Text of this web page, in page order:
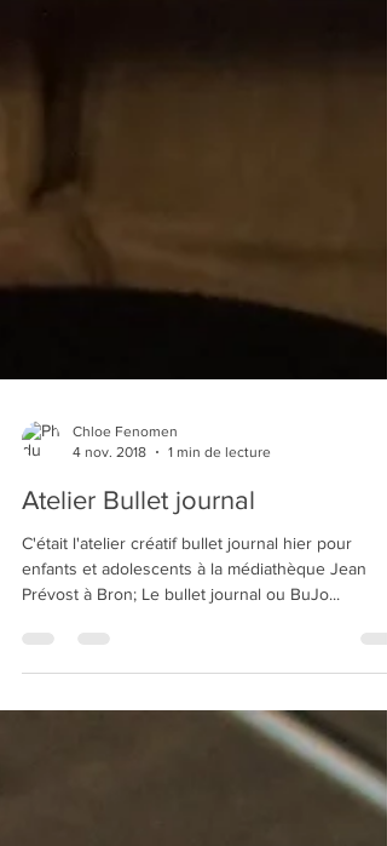
4 nov. 2018
1 min de lecture
Atelier Bullet journal
C'était l'atelier créatif bullet journal hier pour
enfants et adolescents à la médiathèque Jean
Prévost à Bron; Le bullet journal ou BuJo...